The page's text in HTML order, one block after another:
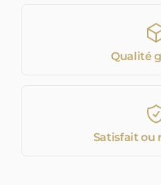
Qualité
Satisfait ou